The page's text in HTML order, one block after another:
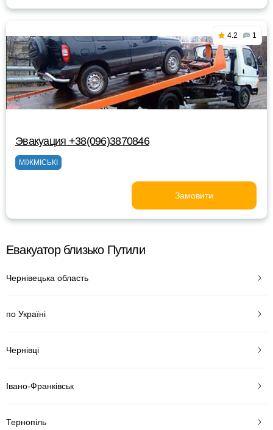
4.2 1
Эвакуация +38(096)3870846
МІЖМІСЬКІ
Замовити
Евакуатор близько Путили
Чернівецька область
по Україні
Чернівці
Івано-Франківськ
Тернопіль